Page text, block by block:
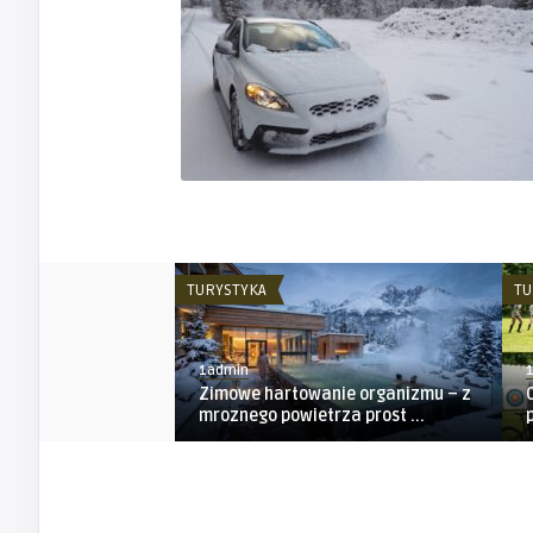
TURYSTYKA
1admin
Zimowe hartowanie organizmu – z
mroznego powietrza prost ...